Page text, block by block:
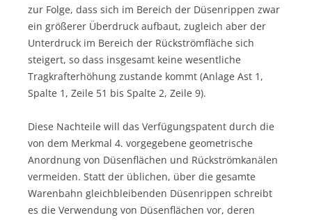
zur Folge, dass sich im Bereich der Düsenrippen zwar
ein größerer Überdruck aufbaut, zugleich aber der
Unterdruck im Bereich der Rückströmfläche sich
steigert, so dass insgesamt keine wesentliche
Tragkrafterhöhung zustande kommt (Anlage Ast 1,
Spalte 1, Zeile 51 bis Spalte 2, Zeile 9).
Diese Nachteile will das Verfügungspatent durch die
von dem Merkmal 4. vorgegebene geometrische
Anordnung von Düsenflächen und Rückströmkanälen
vermeiden. Statt der üblichen, über die gesamte
Warenbahn gleichbleibenden Düsenrippen schreibt
es die Verwendung von Düsenflächen vor, deren